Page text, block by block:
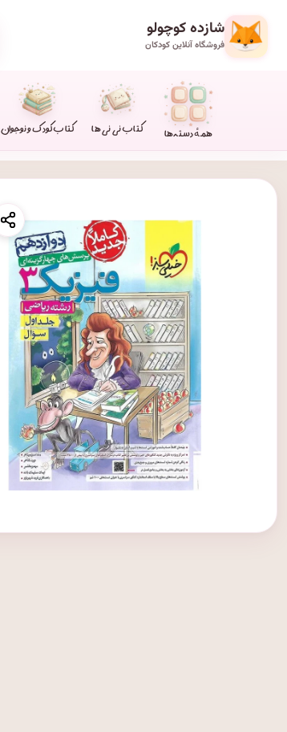
شازده کوچولو
فروشگاه آنلاین کودکان
همهٔ دسته‌ها کتاب نی نی ها کتاب کودک و نوجوان